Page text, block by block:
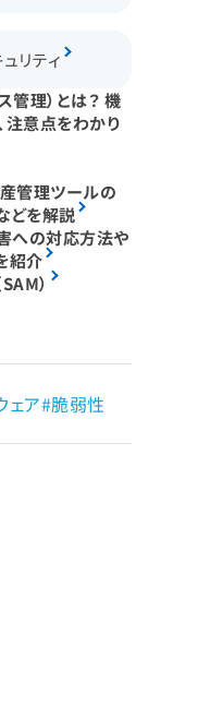
リティ
管理）とは？ 機
注意点をわかり
管理ツールの
どを解説
への対応方法や
紹介
）
ェア 脆弱性